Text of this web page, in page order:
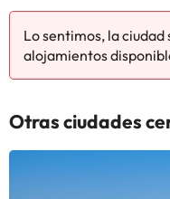
Lo sentimos, la
alojamientos
Otras ciudades